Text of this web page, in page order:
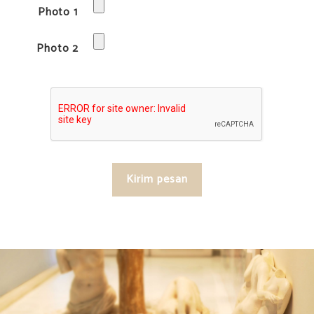
Photo 1
Photo 2